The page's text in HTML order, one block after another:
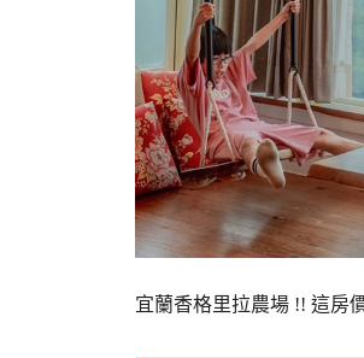
宜蘭香格里拉農場 !! 這房